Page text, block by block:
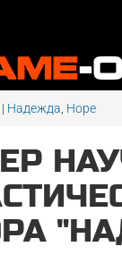
Надежда Hope